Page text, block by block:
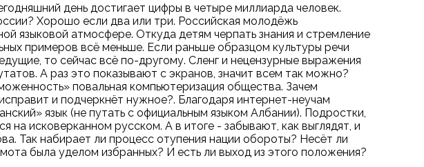
день достигает цифры в четыре миллиарда человек.
Хорошо если два или три. Российская молодёжь
языковой атмосфере. Откуда детям черпать знания и стремление
примеров всё меньше. Если раньше образцом культуры речи
то сейчас всё по-другому. Сленг и нецензурные выражения
А раз это показывают с экранов, значит всем так можно?
повальная компьютеризация общества. Зачем
и подчеркнёт нужное?. Благодаря интернет-неучам
язык (не путать с официальным языком Албании). Подростки,
на исковерканном русском. А в итоге - забывают, как выглядят, и
Так набирает ли процесс отупения нации обороты? Несёт ли
была уделом избранных? И есть ли выход из этого положения?